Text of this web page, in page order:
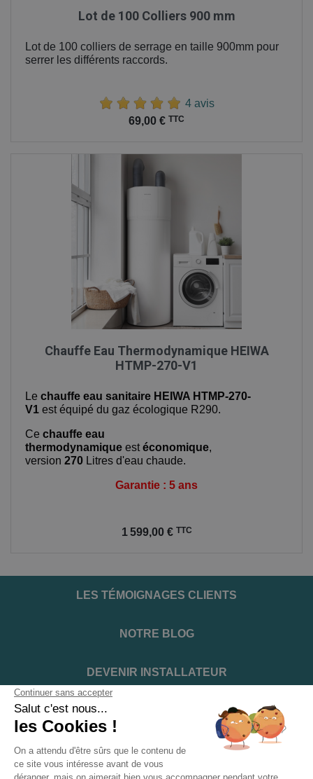
Lot de 100 Colliers 900 mm
Lot de 100 colliers de serrage en taille 900mm pour
serrer les différents raccords.
4 avis
69,00 € TTC
Chauffe Eau Thermodynamique HEIWA
HTMP-270-V1
Le chauffe eau sanitaire HEIWA HTMP-270-
V1 est équipé du gaz écologique R290.
Ce chauffe eau
thermodynamique estéconomique,
version 270 Litres d'eau chaude.
Garantie : 5 ans
1 599,00 € TTC
LES TÉMOIGNAGES CLIENTS
NOTRE BLOG
DEVENIR INSTALLATEUR
NOTRE SERVICE APRÈS VENTE
NOS PARTENAIRES OFFICIELS